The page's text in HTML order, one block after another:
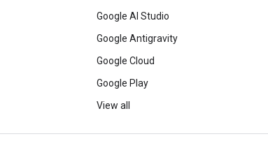
Google AI Studio
Google Antigravity
Google Cloud
Google Play
View all